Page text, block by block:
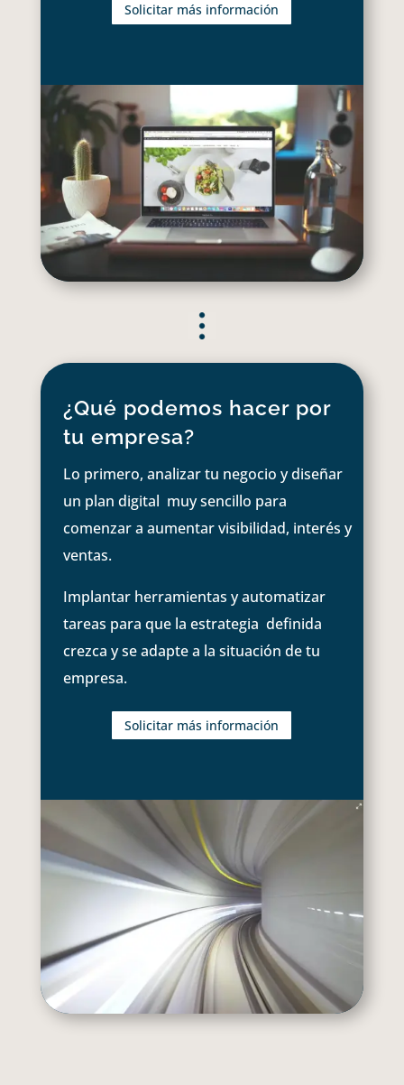
Solicitar más información
¿Qué podemos hacer por
tu empresa?
Lo primero, analizar tu negocio y diseñar
un plan digital muy sencillo para
comenzar a aumentar visibilidad, interés y
ventas.
Implantar herramientas y automatizar
tareas para que la estrategia definida
crezca y se adapte a la situación de tu
empresa.
Solicitar más información